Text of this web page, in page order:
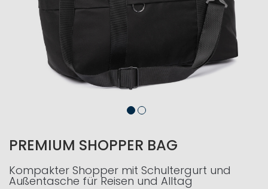
PREMIUM SHOPPER BAG
Kompakter Shopper mit Schultergurt und
Außentasche für Reisen und Alltag